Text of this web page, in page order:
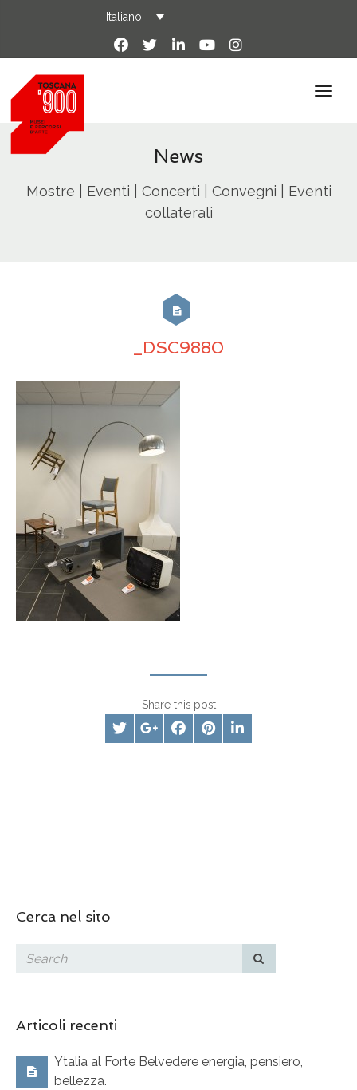
Italiano
News
Mostre | Eventi | Concerti | Convegni | Eventi
collaterali
_DSC9880
Share this post
Cerca nel sito
Articoli recenti
Ytalia al Forte Belvedere energia, pensiero,
bellezza.